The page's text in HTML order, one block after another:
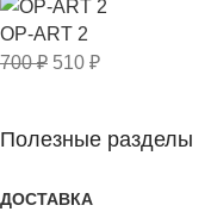
OP-ART 2
700₽ 510 ₽
Полезные разделы
ДОСТАВКА